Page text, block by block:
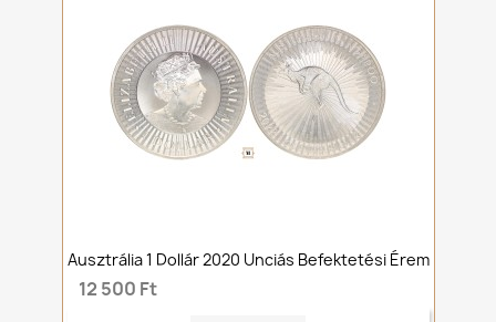
Ausztrália 1 Dollár 2020 Unciás Befektetési Érem
12 500 Ft